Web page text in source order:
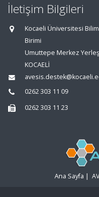
İletişim Bilgileri
Kocaeli Üniversitesi
Birimi
Umuttepe Merkez
KOCAELİ
0262 303 11 09
0262 303 11 23
Ana Sayfa |